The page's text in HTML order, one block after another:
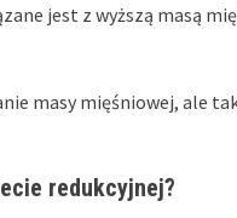
jest z wyższą masą
masy mięśniowej, ale
redukcyjnej?